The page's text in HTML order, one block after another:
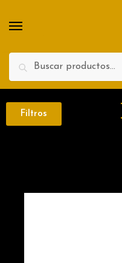
Search
Filtros